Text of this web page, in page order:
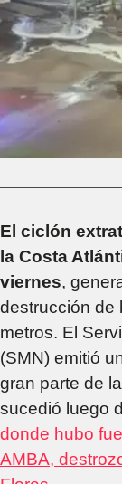
El ciclón
la Costa
viernes,
destrucción de
metros. El
(SMN) emitió
gran parte de
sucedió luego
donde hubo
AMBA,